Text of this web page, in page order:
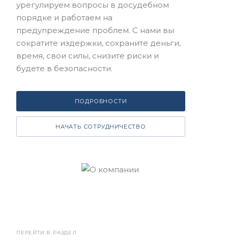
урегулируем вопросы в досудебном
порядке и работаем на
предупреждение проблем. С нами вы
сократите издержки, сохраните деньги,
время, свои силы, снизите риски и
будете в безопасности.
ПОДРОБНОСТИ
НАЧАТЬ СОТРУДНИЧЕСТВО
ПЕРЕЙТИ В РАЗДЕЛ